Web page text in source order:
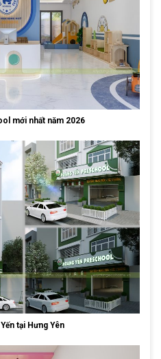
mới nhất năm 2026
tại Hưng Yên